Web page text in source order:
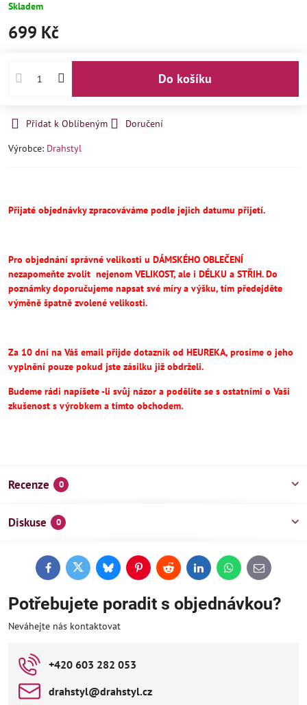
Skladem
699 Kč
Do košíku
Přidat k Oblíbeným
Doručení
Výrobce: Drahstyl
Přijaté objednávky zpracováváme podle jejich datumu přijetí.
Pro objednání správné velikosti u DÁMSKÉHO OBLEČENÍ
nezapomeňte zvolit nejenom VELIKOST, ale i DÉLKU a STŘIH.Do
poznámky doporučujeme napsat své míry a výšku, tím předejděte
výměně špatně zvolené velikosti.
Za 10 dní na Váš email přijde dotazník od HEUREKA, prosíme o jeho
vyplnění pouze pokud jste zásilku již obdrželi.
Budeme rádi napíšete -li svůj názor a podělíte se s ostatními o Vaši
zkušenost s výrobkem a tímto obchodem.
Recenze 0
Diskuse 0
FacebookTwitterBlueskyPinterestReddit LinkedInWhatsApp
E-
mail
Potřebujete poradit s objednávkou?
Neváhejte nás kontaktovat
+420 603 282 053
drahstyl​@drahstyl​.cz